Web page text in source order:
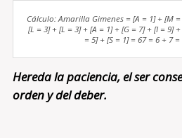
Cálculo: Amarilla Gimenes = [A = 1] + [M
[L = 3] + [L = 3] + [A = 1] + [G = 7] + [I = 9]
= 5] + [S = 1] = 67 = 6 + 7
Hereda la paciencia, el ser
orden y del deber.